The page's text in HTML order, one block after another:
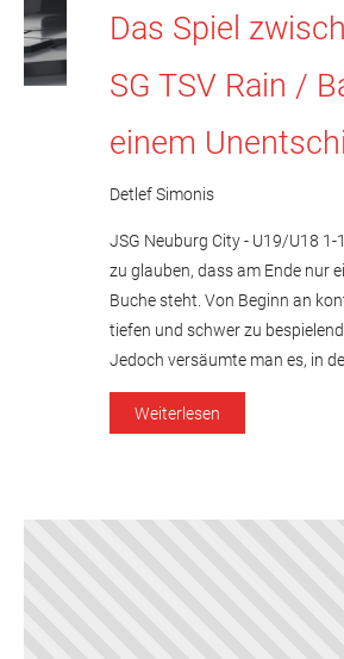
Das Spiel
SG TSV Rain /
einem
Detlef Simonis
JSG Neuburg City - U19/U18
zu glauben, dass am Ende nur
Buche steht. Von Beginn an
tiefen und schwer zu
Jedoch versäumte man es, in
Weiterlesen